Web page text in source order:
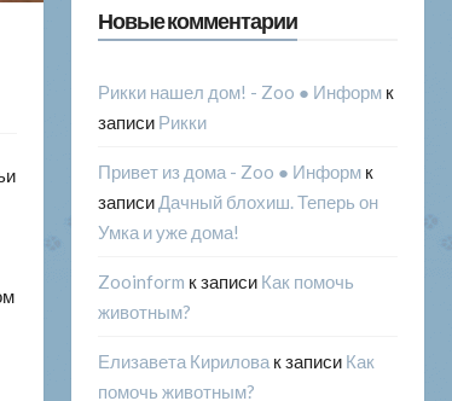
Новые комментарии
Рикки нашел дом! - Zoo ● Информ к
записи Рикки
Привет из дома - Zoo ● Информ к
записи Дачный блохиш. Теперь он
Умка и уже дома!
Zooinform к записи Как помочь
животным?
Елизавета Кирилова к записи Как
помочь животным?